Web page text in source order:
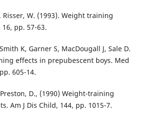
Risser, W. (1993). Weight training
pp. 57-63.
K, Garner S, MacDougall J, Sale D.
effects in prepubescent boys. Med
605-14.
Preston, D., (1990) Weight-training
Am J Dis Child, 144, pp. 1015-7.